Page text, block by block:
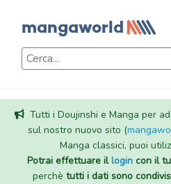
Tutti i Doujinshi e Manga per
sul nostro nuovo sito (
Manga classici, puoi
Potrai effettuare illogincon il
perchè tutti i dati sono